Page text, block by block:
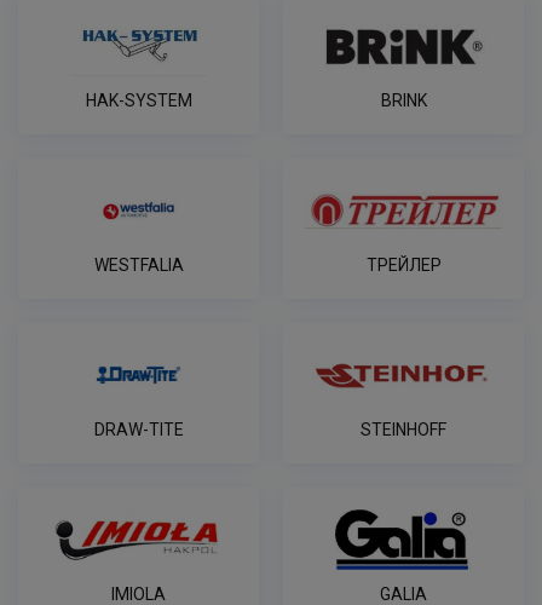
HAK-SYSTEM BRINK
WESTFALIA ТРЕЙЛЕР
DRAW-TITE STEINHOFF
IMIOLA GALIA